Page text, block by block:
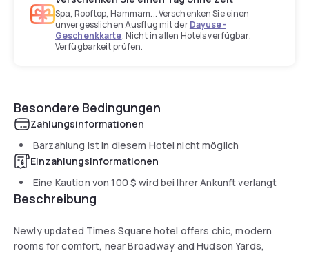
Spa, Rooftop, Hammam... Verschenken Sie einen
unvergesslichen Ausflug mit derDayuse-
Geschenkkarte. Nicht in allen Hotels verfügbar.
Verfügbarkeit prüfen.
Besondere Bedingungen
Zahlungsinformationen
Barzahlung ist in diesem Hotel nicht möglich
Einzahlungsinformationen
Eine Kaution von100 $ wird bei Ihrer Ankunft verlangt
Beschreibung
Newly updated Times Square hotel offers chic, modern
rooms for comfort, near Broadway and Hudson Yards,